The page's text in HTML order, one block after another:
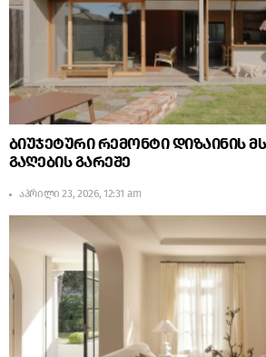
ბიუჯეტური რემონტი დიზაინის
გაღების გარეშე
აპრილი 23, 2026, 12:31 am